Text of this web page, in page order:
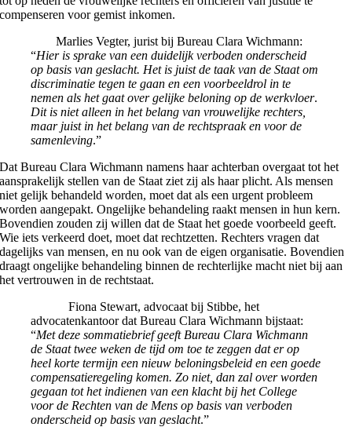
compenseren voor gemist inkomen.
Marlies Vegter, jurist bij Bureau Clara Wichmann:
“Hier is sprake van een duidelijk verboden onderscheid
op basis van geslacht. Het is juist de taak van de Staat om
discriminatie tegen te gaan en een voorbeeldrol in te
nemen als het gaat over gelijke beloning op de werkvloer.
Dit is niet alleen in het belang van vrouwelijke rechters,
maar juist in het belang van de rechtspraak en voor de
samenleving.”
Dat Bureau Clara Wichmann namens haar achterban overgaat tot het
aansprakelijk stellen van de Staat ziet zij als haar plicht. Als mensen
niet gelijk behandeld worden, moet dat als een urgent probleem
worden aangepakt. Ongelijke behandeling raakt mensen in hun kern.
Bovendien zouden zij willen dat de Staat het goede voorbeeld geeft.
Wie iets verkeerd doet, moet dat rechtzetten. Rechters vragen dat
dagelijks van mensen, en nu ook van de eigen organisatie. Bovendien
draagt ongelijke behandeling binnen de rechterlijke macht niet bij aan
het vertrouwen in de rechtstaat.
Fiona Stewart, advocaat bij Stibbe, het
advocatenkantoor dat Bureau Clara Wichmann bijstaat:
“Met deze sommatiebrief geeft Bureau Clara Wichmann
de Staat twee weken de tijd om toe te zeggen dat er op
heel korte termijn een nieuw beloningsbeleid en een goede
compensatieregeling komen. Zo niet, dan zal over worden
gegaan tot het indienen van een klacht bij het College
voor de Rechten van de Mens op basis van verboden
onderscheid op basis van geslacht.”